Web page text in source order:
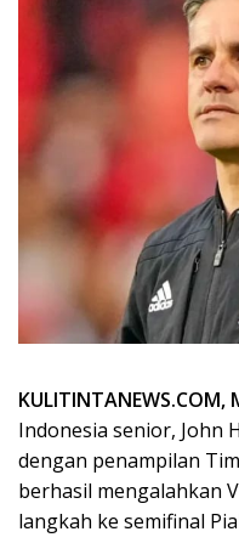
KULITINTANEWS.COM,
Indonesia senior, John
dengan penampilan
berhasil mengalahkan
langkah ke semifinal